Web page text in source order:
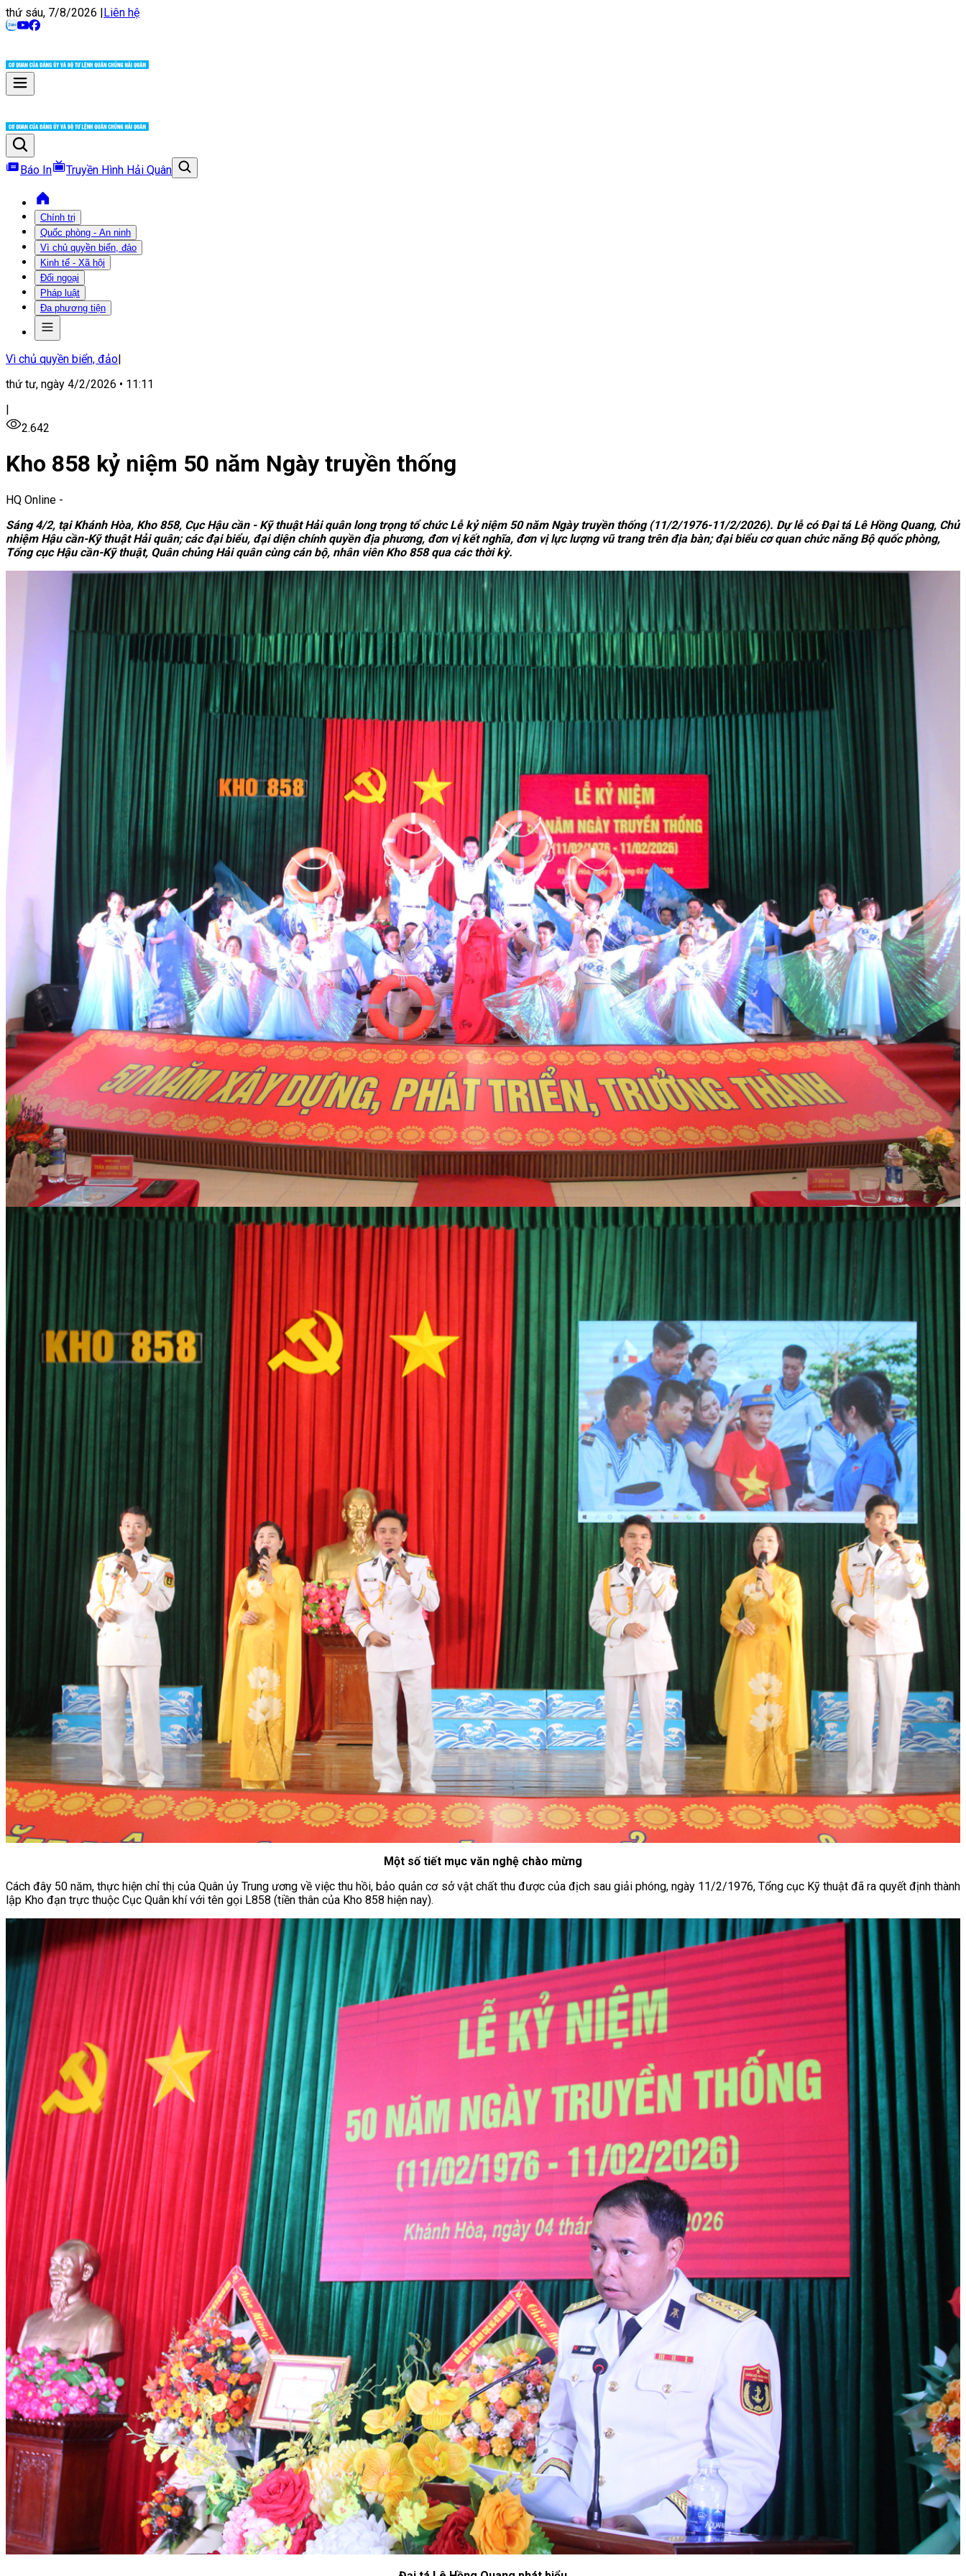
thứ sáu, 7/8/2026 |Liên hệ
Báo In Truyền Hình Hải Quân
Chính trị
Quốc phòng - An ninh
Vì chủ quyền biển, đảo
Kinh tế - Xã hội
Đối ngoại
Pháp luật
Đa phương tiện
Vì chủ quyền biển, đảo|
thứ tư, ngày 4/2/2026 • 11:11
|
2.642
Kho 858 kỷ niệm 50 năm Ngày truyền thống
HQ Online -
Sáng 4/2, tại Khánh Hòa, Kho 858, Cục Hậu cần - Kỹ thuật Hải quân long trọng tổ chức Lễ kỷ niệm 50 năm Ngày truyền thống (11/2/1976-11/2/2026). Dự lễ có Đại tá Lê Hồng Quang, Chủ
nhiệm Hậu cần-Kỹ thuật Hải quân; các đại biểu, đại diện chính quyền địa phương, đơn vị kết nghĩa, đơn vị lực lượng vũ trang trên địa bàn; đại biểu cơ quan chức năng Bộ quốc phòng,
Tổng cục Hậu cần-Kỹ thuật, Quân chủng Hải quân cùng cán bộ, nhân viên Kho 858 qua các thời kỳ.
Một số tiết mục văn nghệ chào mừng
Cách đây 50 năm, thực hiện chỉ thị của Quân ủy Trung ương về việc thu hồi, bảo quản cơ sở vật chất thu được của địch sau giải phóng, ngày 11/2/1976, Tổng cục Kỹ thuật đã ra quyết định thành
lập Kho đạn trực thuộc Cục Quân khí với tên gọi L858 (tiền thân của Kho 858 hiện nay).